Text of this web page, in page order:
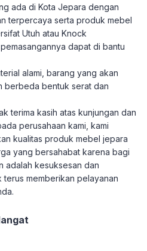
ada di Kota Jepara dengan
terpercaya serta produk mebel
Utuh atau Knock
dapat di bantu
alami, barang yang akan
berbeda bentuk serat dan
terima kasih atas kunjungan dan
perusahaan kami, kami
kualitas produk mebel jepara
yang bersahabat karena bagi
adalah kesuksesan dan
terus memberikan pelayanan